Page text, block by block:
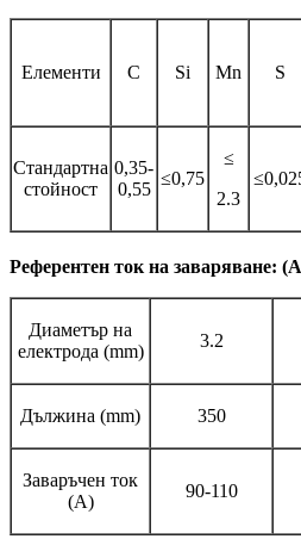
Елементи C Si Mn S
Стандартна
стойност
0,35-
0,55
≤0,75
≤
2.3
Референтен ток на заваряване:
Диаметър на
електрода (mm)
3.2
Дължина (mm) 350
Заваръчен ток
(A)
90-110